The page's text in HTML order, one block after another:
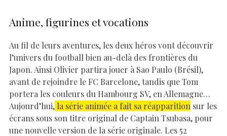
Anime, figurines et vocations
Au fil de leurs aventures, les deux héros vont découvrir
l’univers du football bien au-delà des frontières du
Japon. Ainsi Olivier partira jouer à Sao Paulo (Brésil),
avant de rejoindre le FC Barcelone, tandis que Tom
portera les couleurs du Hambourg SV, en Allemagne…
Aujourd’hui, la série animée a fait sa réapparition sur les
écrans sous son titre original de Captain Tsubasa, pour
une nouvelle version de la série originale. Les 52